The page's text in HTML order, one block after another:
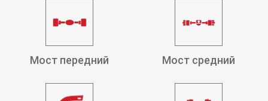
Мост передний Мост средний